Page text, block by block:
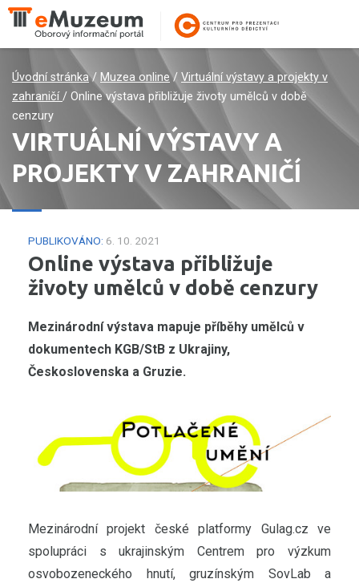
Úvodní stránka/ Muzea online/ Virtuální výstavy a projekty v
zahraničí/ Online výstava přibližuje životy umělců v době
cenzury
VIRTUÁLNÍ VÝSTAVY A
PROJEKTY V ZAHRANIČÍ
PUBLIKOVÁNO: 6. 10. 2021
Online výstava přibližuje
životy umělců v době cenzury
Mezinárodní výstava mapuje příběhy umělců v
dokumentech KGB/StB z Ukrajiny,
Československa a Gruzie.
Mezinárodní projekt české platformy Gulag.cz ve
spolupráci s ukrajinským Centrem pro výzkum
osvobozeneckého hnutí, gruzínským SovLab a